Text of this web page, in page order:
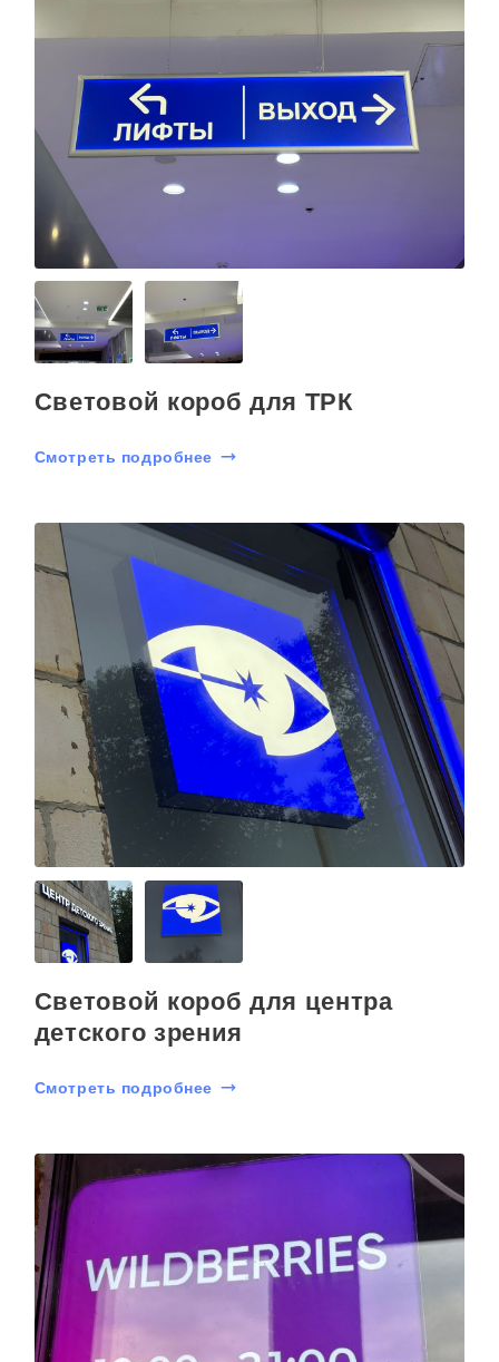
Световой короб для ТРК
Смотреть подробнее
Световой короб для центра
детского зрения
Смотреть подробнее